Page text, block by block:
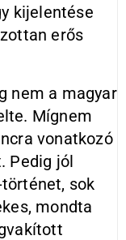
kijelentése
erős
nem a magyar
Mígnem
vonatkozó
Pedig jól
sok
mondta